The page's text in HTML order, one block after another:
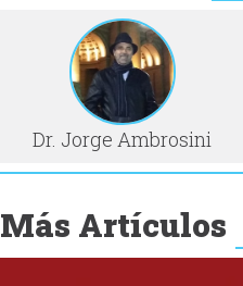
Dr. Jorge Ambrosini
Más Artículos